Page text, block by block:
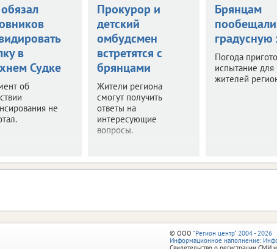
в
Судке
об
не
Прокурор и
детский
омбудсмен
встретятся с
брянцами
Жители региона
смогут получить
ответы на
интересующие
вопросы.
Брянцам
Погода
испытание для
жителей
© ООО "Регион центр" 2004 - 2026
Информационное наполнение: